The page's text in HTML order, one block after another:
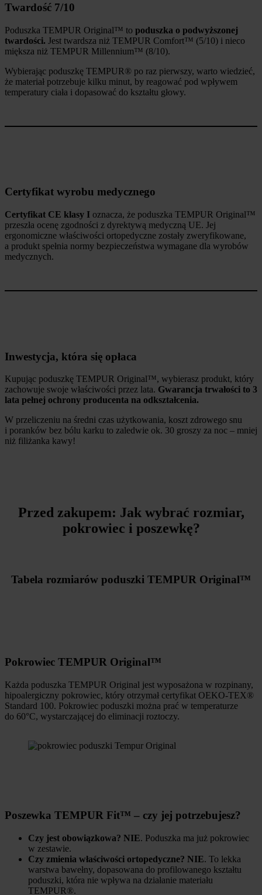
Twardość 7/10
Poduszka TEMPUR Original™ to poduszka o podwyższonej
twardości. Jest twardsza niż TEMPUR Comfort™ (5/10) i nieco
miększa niż TEMPUR Millennium™ (8/10).
Wybierając poduszkę TEMPUR® po raz pierwszy, warto wiedzieć,
że materiał potrzebuje kilku minut, by reagować pod wpływem
temperatury ciała i dopasować do kształtu głowy.
Certyfikat wyrobu medycznego
Certyfikat CE klasy I oznacza, że poduszka TEMPUR Original™
przeszła ocenę zgodności z dyrektywą medyczną UE. Jej
ergonomiczne właściwości ortopedyczne zostały zweryfikowane,
a produkt spełnia normy bezpieczeństwa wymagane dla wyrobów
medycznych.
Inwestycja, która się opłaca
Kupując poduszkę TEMPUR Original™, wybierasz produkt, który
zachowuje swoje właściwości przez lata. Gwarancja trwałości to 3
lata pełnej ochrony producenta na odkształcenia.
W przeliczeniu na średni czas użytkowania, koszt zdrowego snu
i poranków bez bólu karku to zaledwie ok. 30 groszy za noc – mniej
niż filiżanka kawy!
Przed zakupem: Jak wybrać rozmiar,
pokrowiec i poszewkę?
Tabela rozmiarów poduszki TEMPUR Original™
Pokrowiec TEMPUR Original™
Każda poduszka TEMPUR Original jest wyposażona w rozpinany,
hipoalergiczny pokrowiec, który otrzymał certyfikat OEKO-TEX®
Standard 100. Pokrowiec poduszki można prać w temperaturze
do 60°C, wystarczającej do eliminacji roztoczy.
Poszewka TEMPUR Fit™ – czy jej potrzebujesz?
Czy jest obowiązkowa? NIE. Poduszka ma już pokrowiec
w zestawie.
Czy zmienia właściwości ortopedyczne? NIE. To lekka
warstwa bawełny, dopasowana do profilowanego kształtu
poduszki, która nie wpływa na działanie materiału
TEMPUR®.